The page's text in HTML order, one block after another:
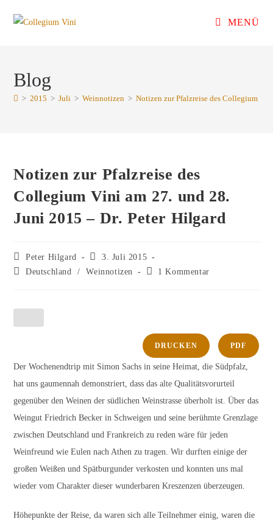
Inhalt
MENÜ
Blog
> 2015 > Juli > Weinnotizen > Notizen zur Pfalzreise des Collegium
Notizen zur Pfalzreise des
Collegium Vini am 27. und 28.
Juni 2015 – Dr. Peter Hilgard
Beitrags-
Autor:
Peter Hilgard
Beitrag
veröffentlicht:
3. Juli 2015
Beitrags-
Deutschland / Weinnotizen
Beitrags-
1 Kommentar
DRUCKEN PDF
Der Wochenendtrip mit Simon Sachs in seine Heimat, die Südpfalz,
hat uns gaumennah demonstriert, dass das alte Qualitätsvorurteil
gegenüber den Weinen der südlichen Weinstrasse überholt ist. Über das
Weingut Friedrich Becker in Schweigen und seine berühmte Grenzlage
zwischen Deutschland und Frankreich zu reden wäre für jeden
Weinfreund wie Eulen nach Athen zu tragen. Wir durften einige der
großen Weißen und Spätburgunder verkosten und konnten uns mal
wieder vom Charakter dieser wunderbaren Kreszenzen überzeugen.
Höhepunkte der Reise, da waren sich alle Teilnehmer einig, waren die